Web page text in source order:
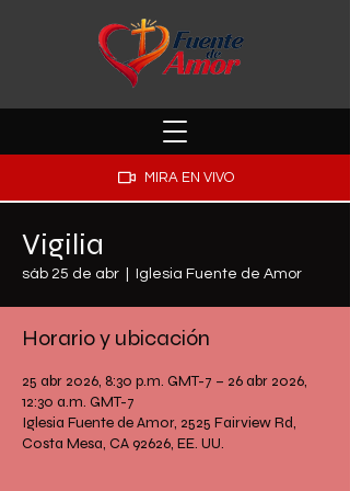
MIRA EN VIVO
Vigilia
sáb 25 de abr Iglesia Fuente de Amor
Horario y ubicación
25 abr 2026, 8:30 p.m. GMT-7 – 26 abr 2026,
12:30 a.m. GMT-7
Iglesia Fuente de Amor, 2525 Fairview Rd,
Costa Mesa, CA 92626, EE. UU.